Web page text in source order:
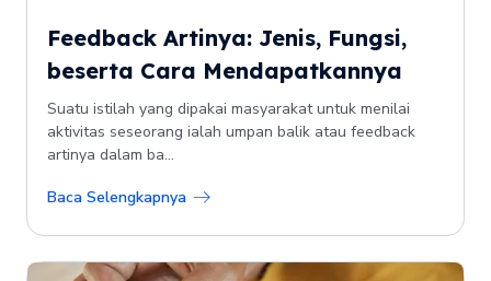
Feedback Artinya: Jenis, Fungsi,
beserta Cara Mendapatkannya
Suatu istilah yang dipakai masyarakat untuk menilai
aktivitas seseorang ialah umpan balik atau feedback
artinya dalam ba...
Baca Selengkapnya